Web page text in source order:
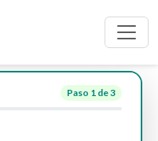
Paso 1 de 3